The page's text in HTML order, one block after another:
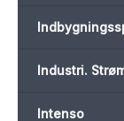
Industri.
Intenso